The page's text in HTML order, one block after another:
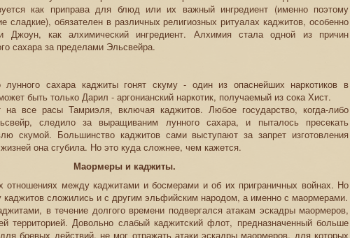
как приправа для блюд или их важный ингредиент (именно поэтому
сладкие), обязателен в различных религиозных ритуалах каджитов, особенно
как алхимический ингредиент. Алхимия стала одной из причин
сахара за пределами Эльсвейра.
лунного сахара каджиты гонят скуму - один из опаснейших наркотиков в
быть только Дарил - аргонианский наркотик, получаемый из сока Хист.
на все расы Тамриэля, включая каджитов. Любое государство, когда-либо
следило за выращиваним лунного сахара, и пыталось пресекать
скумой. Большинство каджитов сами выступают за запрет изготовления
она сгубила. Но это куда сложнее, чем кажется.
Маормеры и каджиты.
отношениях между каджитами и босмерами и об их приграничных войнах. Но
каджитов сложились и с другим эльфийским народом, а именно с маормерами.
в течение долгого времени подвергался атакам эскадры маормеров,
территорией. Довольно слабый каджитский флот, предназначенный больше
боевых действий, не мог отражать атаки эскадры маормеров, для которых